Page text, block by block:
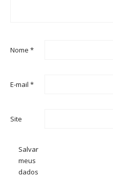
Nome *
E-mail *
Site
Salvar
meus
dados